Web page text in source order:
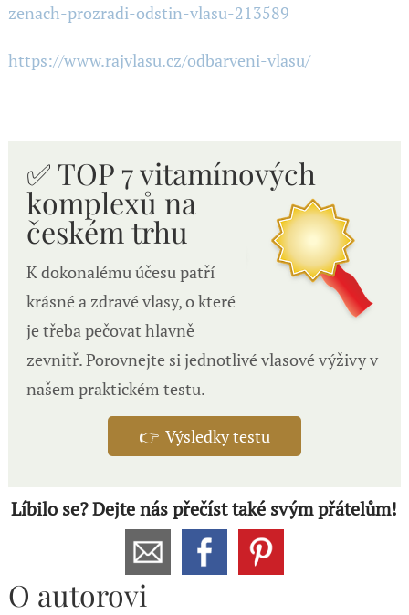
zenach-prozradi-odstin-vlasu-213589
https://www.rajvlasu.cz/odbarveni-vlasu/
✅ TOP 7 vitamínových
komplexů na
českém trhu
K dokonalému účesu patří
krásné a zdravé vlasy, o které
je třeba pečovat hlavně
zevnitř. Porovnejte si jednotlivé vlasové výživy v
našem praktickém testu.
👉 Výsledky testu
Líbilo se? Dejte nás přečíst také svým přátelům!
O autorovi